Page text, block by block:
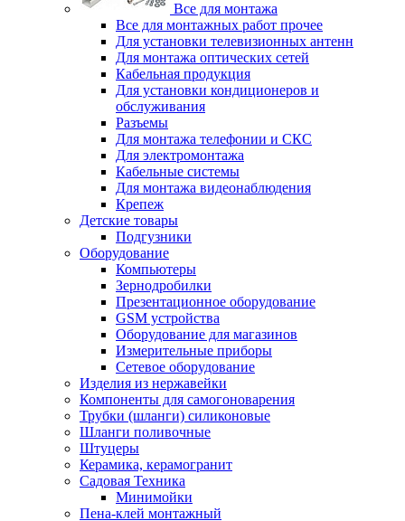
Все для монтажа
Все для монтажных работ прочее
Для установки телевизионных антенн
Для монтажа оптических сетей
Кабельная продукция
Для установки кондиционеров и
обслуживания
Разъемы
Для монтажа телефонии и СКС
Для электромонтажа
Кабельные системы
Для монтажа видеонаблюдения
Крепеж
Детские товары
Подгузники
Оборудование
Компьютеры
Зернодробилки
Презентационное оборудование
GSM устройства
Оборудование для магазинов
Измерительные приборы
Сетевое оборудование
Изделия из нержавейки
Компоненты для самогоноварения
Трубки (шланги) силиконовые
Шланги поливочные
Штуцеры
Керамика, керамогранит
Садовая Техника
Минимойки
Пена-клей монтажный